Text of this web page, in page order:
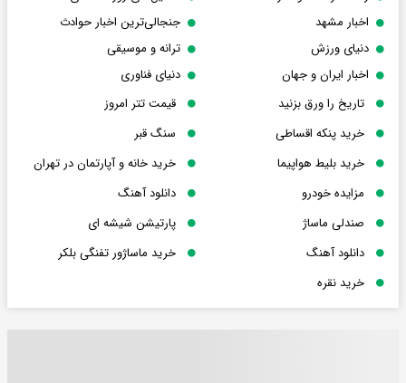
اخبار مشهد
جنجالی‌ترین اخبار حوادث
دنیای ورزش
ترانه و موسیقی
اخبار ایران و جهان
دنیای فناوری
تاریخ را ورق بزنید
قیمت تتر امروز
خرید پنکه اقساطی
سنگ قبر
خرید بلیط هواپیما
خرید خانه و آپارتمان در تهران
مزایده خودرو
دانلود آهنگ
صندلی ماساژ
پارتیشن شیشه ای
دانلود آهنگ
خرید ماساژور تفنگی بلکر
خرید نقره